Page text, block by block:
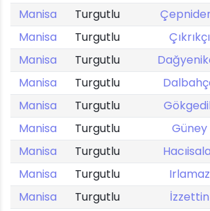
Manisa
Turgutlu
Manisa
Turgutlu
Manisa
Turgutlu
Manisa
Turgutlu
Manisa
Turgutlu
Manisa
Turgutlu
Güney
Manisa
Turgutlu
Manisa
Turgutlu
Manisa
Turgutlu